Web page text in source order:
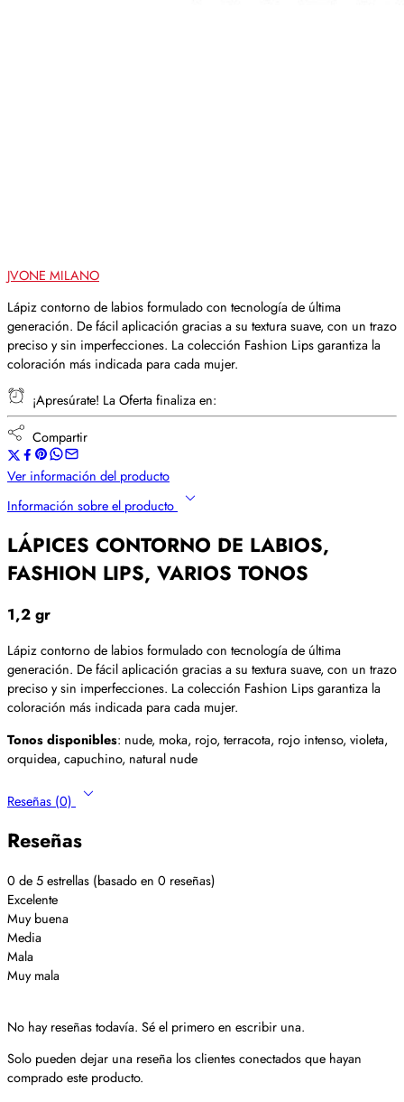
JVONE MILANO
Lápiz contorno de labios formulado con tecnología de última
generación. De fácil aplicación gracias a su textura suave, con un trazo
preciso y sin imperfecciones. La colección Fashion Lips garantiza la
coloración más indicada para cada mujer.
¡Apresúrate! La Oferta finaliza en:
Compartir
Ver información del producto
Información sobre el producto
LÁPICES CONTORNO DE LABIOS,
FASHION LIPS, VARIOS TONOS
1,2 gr
Lápiz contorno de labios formulado con tecnología de última
generación. De fácil aplicación gracias a su textura suave, con un trazo
preciso y sin imperfecciones. La colección Fashion Lips garantiza la
coloración más indicada para cada mujer.
Tonos disponibles: nude, moka, rojo, terracota, rojo intenso, violeta,
orquidea, capuchino, natural nude
Reseñas (0)
Reseñas
0 de 5 estrellas (basado en 0 reseñas)
Excelente
Muy buena
Media
Mala
Muy mala
No hay reseñas todavía. Sé el primero en escribir una.
Solo pueden dejar una reseña los clientes conectados que hayan
comprado este producto.